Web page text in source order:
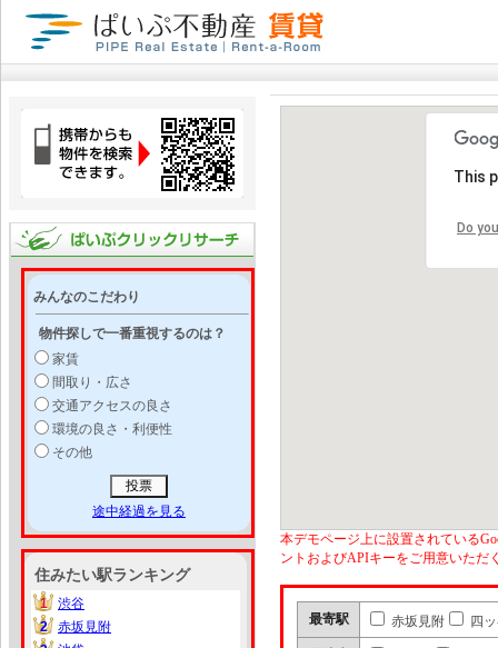
みんなのこだわり
物件探しで一番重視するのは？
家賃
間取り・広さ
交通アクセスの良さ
環境の良さ・利便性
その他
途中経過を見る
住みたい駅ランキング
1
1
渋谷
2
2
赤坂見附
This
Do
本デモページ上に設置されている
ントおよびAPIキーをご用意いただ
最寄駅 赤坂見附 四